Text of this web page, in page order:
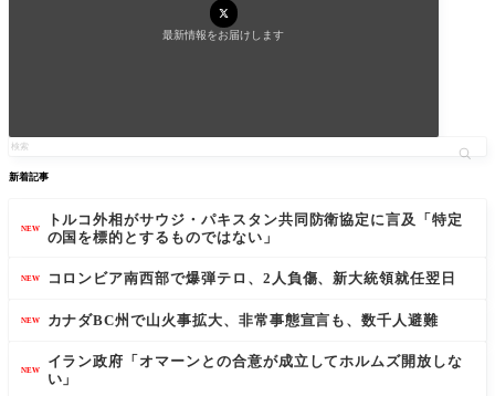
最新情報をお届けします
新着記事
NEW
トルコ外相がサウジ・パキスタン共同防衛協定に言及「特定
の国を標的とするものではない」
NEW コロンビア南西部で爆弾テロ、2人負傷、新大統領就任翌日
NEW カナダBC州で山火事拡大、非常事態宣言も、数千人避難
NEW
イラン政府「オマーンとの合意が成立してホルムズ開放しな
い」